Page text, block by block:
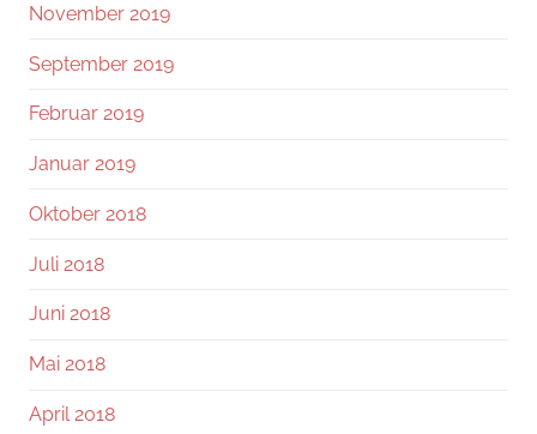
November 2019
September 2019
Februar 2019
Januar 2019
Oktober 2018
Juli 2018
Juni 2018
Mai 2018
April 2018